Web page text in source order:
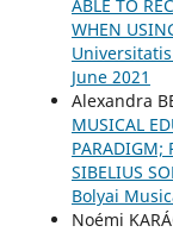
ABLE TO
WHEN
June 2021
Alexandra
MUSICAL
PARADIGM;
SIBELIUS
Bolyai
Noémi